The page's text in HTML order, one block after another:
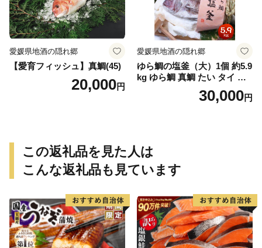
愛媛県地酒の隠れ郷
【愛育フィッシュ】真鯛(45)
20,000円
愛媛県地酒の隠れ郷
ゆら鯛の塩釜（大）1個 約5.9
kg ゆら鯛 真鯛 たい タイ 鯛
塩釜焼き 塩釜 魚 魚介類 海鮮
祝い事 お祝い ハレの日 食品
30,000円
この返礼品を見た人は
こんな返礼品も見ています